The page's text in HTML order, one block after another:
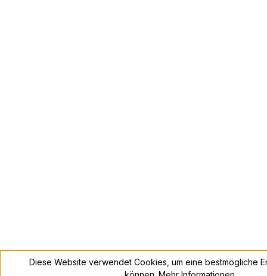
Diese Website verwendet Cookies, um eine bestmögliche